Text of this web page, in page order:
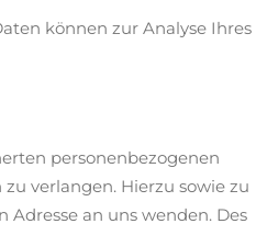
können zur Analyse Ihres
personenbezogenen
verlangen. Hierzu sowie zu
an uns wenden. Des